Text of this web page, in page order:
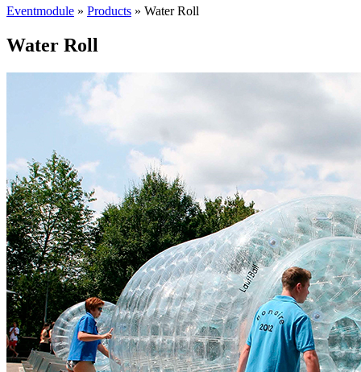
Eventmodule » Products » Water Roll
Water Roll